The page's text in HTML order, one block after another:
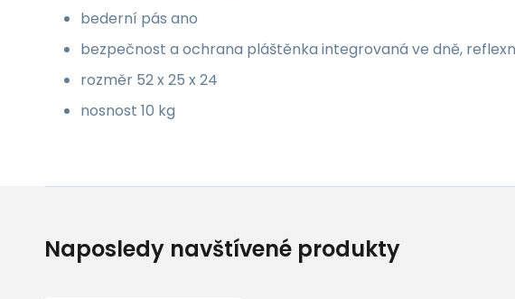
bederní pás ano
bezpečnost a ochrana pláštěnka integrovaná ve dně,
rozměr 52 x 25 x 24
nosnost 10 kg
Naposledy navštívené produkty